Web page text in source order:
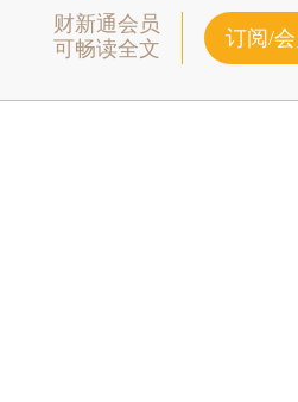
财新通会员
可畅读全文
订阅/